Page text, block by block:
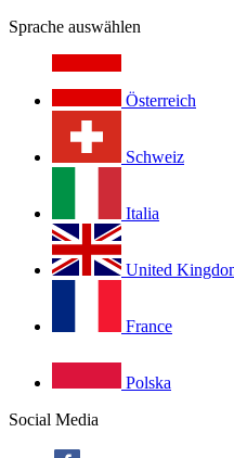
Sprache auswählen
Österreich
Schweiz
Italia
United
France
Polska
Social Media